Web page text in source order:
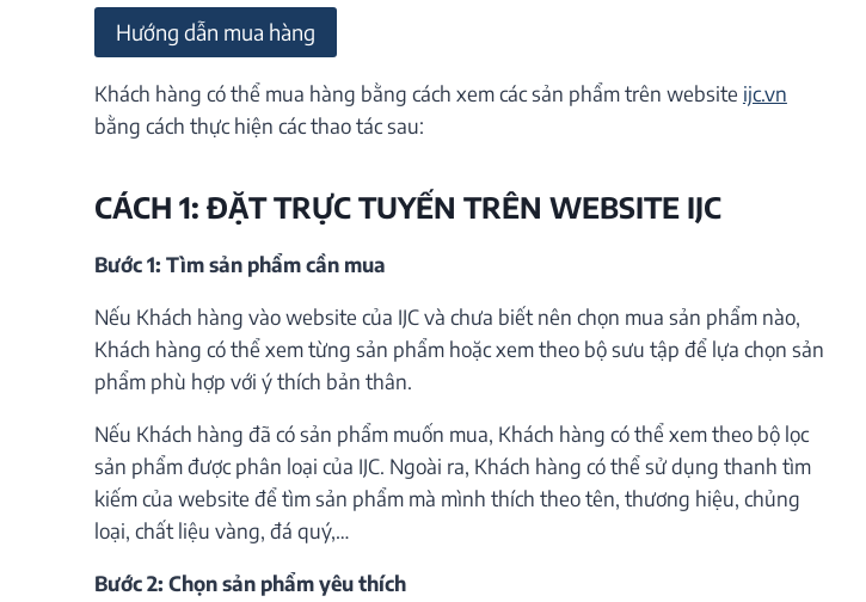
Hướng dẫn mua hàng
Khách hàng có thể mua hàng bằng cách xem các sản phẩm trên website ijc.vn
bằng cách thực hiện các thao tác sau:
CÁCH 1: ĐẶT TRỰC TUYẾN TRÊN WEBSITE IJC
Bước 1: Tìm sản phẩm cần mua
Nếu Khách hàng vào website của IJC và chưa biết nên chọn mua sản phẩm nào,
Khách hàng có thể xem từng sản phẩm hoặc xem theo bộ sưu tập để lựa chọn sản
phẩm phù hợp với ý thích bản thân.
Nếu Khách hàng đã có sản phẩm muốn mua, Khách hàng có thể xem theo bộ lọc
sản phẩm được phân loại của IJC. Ngoài ra, Khách hàng có thể sử dụng thanh tìm
kiếm của website để tìm sản phẩm mà mình thích theo tên, thương hiệu, chủng
loại, chất liệu vàng, đá quý,…
Bước 2: Chọn sản phẩm yêu thích